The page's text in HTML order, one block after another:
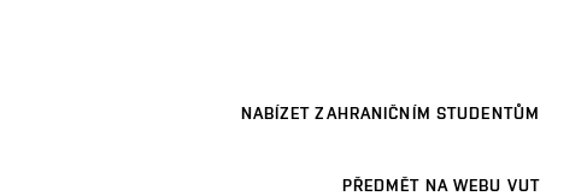
NABÍZET ZAHRANIČNÍM STUDENTŮM
PŘEDMĚT NA WEBU VUT